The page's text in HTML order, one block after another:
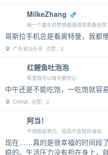
MilkeZhang
每一个童年的梦想都值得用青春去捍
哥斯拉手机总是看奥特曼，我都
广东省汕头市 点赞：2
红鲤鱼吐泡泡
希望我可以每天都开心
中午还是不能吃饱，一吃饱就容
CHINA 点赞：2
阿当！
不用假装努力，结局不会陪你演戏
现在……真的是很幸福的时间段
稳的。生活压力没有担在身上，